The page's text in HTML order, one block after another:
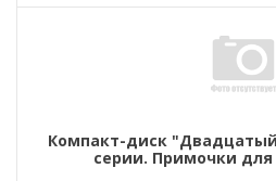
Компакт-диск
серии. Примочки